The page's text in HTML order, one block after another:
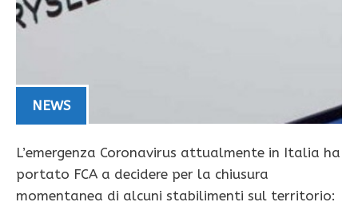
NEWS
L’emergenza Coronavirus attualmente in Italia ha
portato FCA a decidere per la chiusura
momentanea di alcuni stabilimenti sul territorio: